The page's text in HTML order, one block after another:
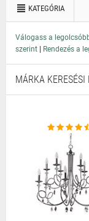
KATEGÓRIA
Válogass a
szerint | Rendezés a
MÁRKA